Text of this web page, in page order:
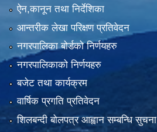
ऐन,कानून तथा निर्देशिका
आन्तरीक लेखा परिक्षण प्रतिवेदन
नगरपालिका बोर्डको निर्णयहरु
नगरपालिकाको निर्णयहरु
बजेट तथा कार्यक्रम
वार्षिक प्रगति प्रतिवेदन
शिलबन्दी बोलपत्र आह्वान सम्बन्धि सुचना